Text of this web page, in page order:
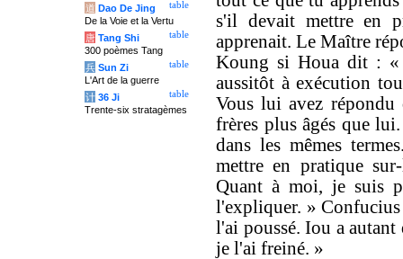
s'il devait mettre en
apprenait. Le Maître
Koung si Houa dit : «
aussitôt à exécution
Vous lui avez répondu
frères plus âgés que
dans les mêmes
mettre en pratique
Quant à moi, je suis
l'expliquer. »
l'ai poussé. Iou a autant
je l'ai freiné. »
table
道 Dao De Jing
De la Voie et la Vertu
table
唐 Tang Shi
300 poèmes Tang
table
兵 Sun Zi
L'Art de la guerre
table
计 36 Ji
Trente-six stratagèmes